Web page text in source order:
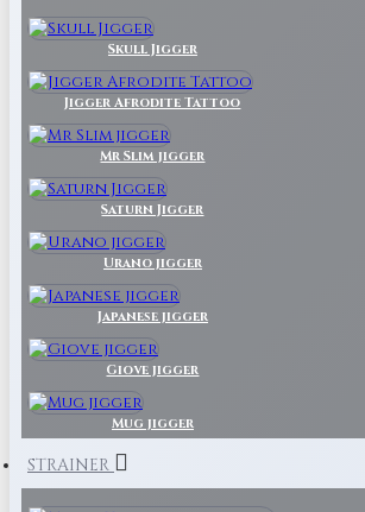
Skull Jigger
Jigger Afrodite Tattoo
Mr Slim jigger
Saturn Jigger
Urano jigger
Japanese jigger
Giove jigger
Mug jigger
STRAINER